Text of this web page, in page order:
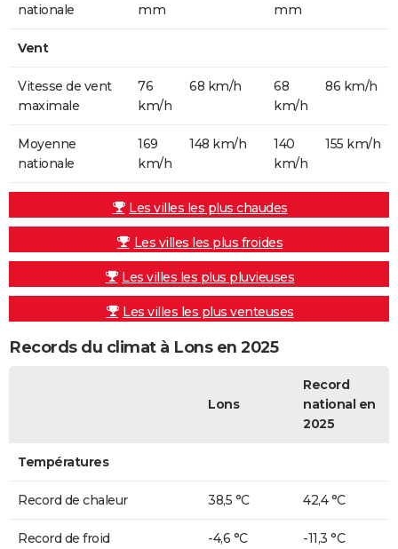
nationale
mm
mm
Vent
Vitesse de vent
maximale
76
km/h
68 km/h
68
km/h
86 km/h
Moyenne
nationale
169
km/h
148 km/h
140
km/h
155 km/h
Les villes les plus chaudes
Les villes les plus froides
Les villes les plus pluvieuses
Les villes les plus venteuses
Records du climat à Lons en 2025
Lons
Record
national en
2025
Températures
Record de chaleur 38,5 °C 42,4 °C
Record de froid -4,6 °C -11,3 °C